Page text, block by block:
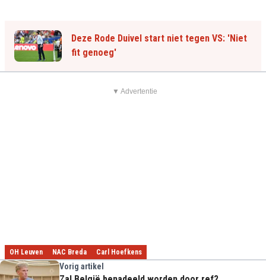
Deze Rode Duivel start niet tegen VS: 'Niet
fit genoeg'
▼ Advertentie
OH Leuven NAC Breda Carl Hoefkens
Vorig artikel